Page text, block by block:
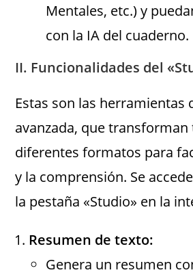
Mentales, etc.) y
con la IA del cuaderno.
II. Funcionalidades del
Estas son las herramientas
avanzada, que
diferentes formatos para
y la comprensión. Se
la pestaña «Studio» en la
Resumen de texto:
Genera un resumen